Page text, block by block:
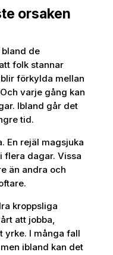
orsaken
de
folk stannar
förkylda mellan
varje gång kan
Ibland går det
tid.
En rejäl magsjuka
flera dagar. Vissa
än andra och
kroppsliga
att jobba,
yrke. I många fall
ibland kan det